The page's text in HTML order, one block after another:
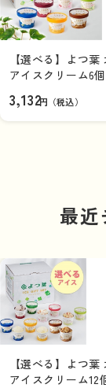
ずき好きも満足
あまおう苺の
ルポーネを使
た。
ローストピス
濃厚で贅沢な
苦いエスプレ
アイスクリー
けするために
す。ドライア
かかる一部離
対象地域は
こ
【選べる】よつ葉
アイスクリーム6
3,132円（税込）
最
【選べる】よつ葉
アイスクリーム12